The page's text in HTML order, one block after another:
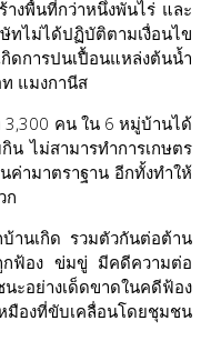
างพื้นที่กว่าหนึ่งพันไร่ และ
ทไม่ได้ปฏิบัติตามเงื่อนไข
ดการปนเปื้อนแหล่งต้นน้ำ
แมงกานีส
3,300 คน ใน 6 หมู่บ้านได้
น ไม่สามารทำการเกษตร
ามาตราฐาน อีกทั้งทำให้
ก
านเกิด รวมตัวกันต่อต้าน
กฟ้อง ข่มขู่ มีคดีความต่อ
ะอย่างเด็ดขาดในคดีฟ้อง
มืองที่ขับเคลื่อนโดยชุมชน